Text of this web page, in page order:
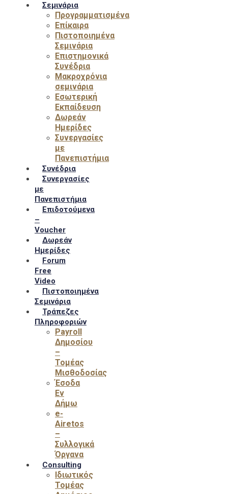
Σεμινάρια
Προγραμματισμένα
Επίκαιρα
Πιστοποιημένα
Σεμινάρια
Επιστημονικά
Συνέδρια
Μακροχρόνια
σεμινάρια
Εσωτερική
Εκπαίδευση
Δωρεάν
Ημερίδες
Συνεργασίες
με
Πανεπιστήμια
Συνέδρια
Συνεργασίες
με
Πανεπιστήμια
Επιδοτούμενα
–
Voucher
Δωρεάν
Ημερίδες
Forum
Free
Video
Πιστοποιημένα
Σεμινάρια
Τράπεζες
Πληροφοριών
Payroll
Δημοσίου
–
Τομέας
Μισθοδοσίας
Έσοδα
Εν
Δήμω
e-
Airetos
–
Συλλογικά
Όργανα
Consulting
Ιδιωτικός
Τομέας